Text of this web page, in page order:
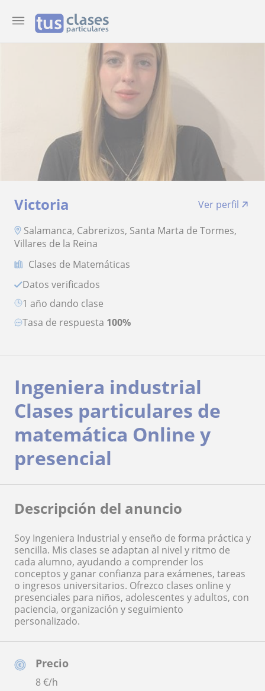
Victoria
Ver perfil
Salamanca, Cabrerizos, Santa Marta de Tormes,
Villares de la Reina
Clases de Matemáticas
Datos verificados
1 año dando clase
Tasa de respuesta 100%
Precio
8€/h
Ingeniera industrial
Clases particulares de
matemática Online y
presencial
Descripción del anuncio
Soy Ingeniera Industrial y enseño de forma práctica y
sencilla. Mis clases se adaptan al nivel y ritmo de
cada alumno, ayudando a comprender los
conceptos y ganar confianza para exámenes, tareas
o ingresos universitarios. Ofrezco clases online y
presenciales para niños, adolescentes y adultos, con
paciencia, organización y seguimiento
personalizado.